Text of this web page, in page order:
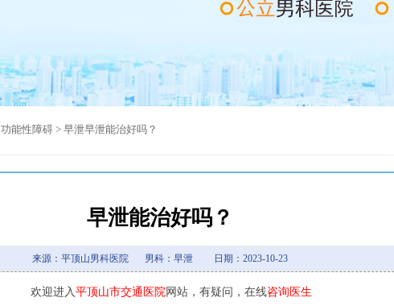
功能性障碍 > 早泄早泄能治好吗？
早泄能治好吗？
来源：平顶山男科医院 男科：早泄 日期：2023-10-23
欢迎进入平顶山市交通医院网站，有疑问，在线咨询医生